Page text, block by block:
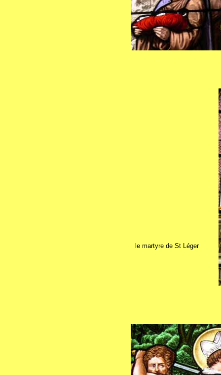
le martyre de St Léger